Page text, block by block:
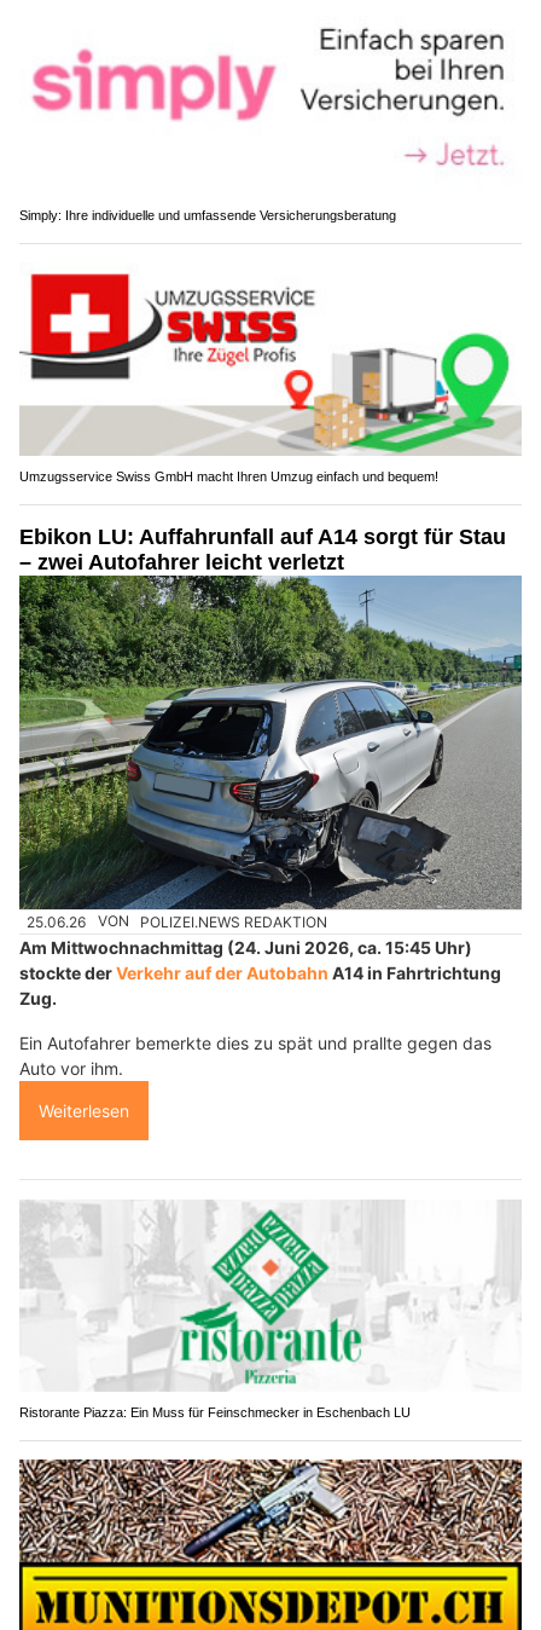
Simply: Ihre individuelle und umfassende Versicherungsberatung
Umzugsservice Swiss GmbH macht Ihren Umzug einfach und bequem!
Ebikon LU: Auffahrunfall auf A14 sorgt für Stau
– zwei Autofahrer leicht verletzt
25.06.26 VON POLIZEI.NEWS REDAKTION
Am Mittwochnachmittag (24. Juni 2026, ca. 15:45 Uhr)
stockte derVerkehr auf der Autobahn A14 in Fahrtrichtung
Zug.
Ein Autofahrer bemerkte dies zu spät und prallte gegen das
Auto vor ihm.
Weiterlesen
Ristorante Piazza: Ein Muss für Feinschmecker in Eschenbach LU